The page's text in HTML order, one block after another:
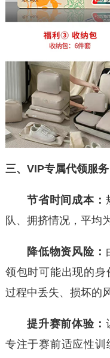
三、VIP专属代领服务
节省时间成本：
队、拥挤情况，平均
降低物资风险：
领包时可能出现的
过程中丢失、损坏的
提升赛前体验：
专注于赛前适应性